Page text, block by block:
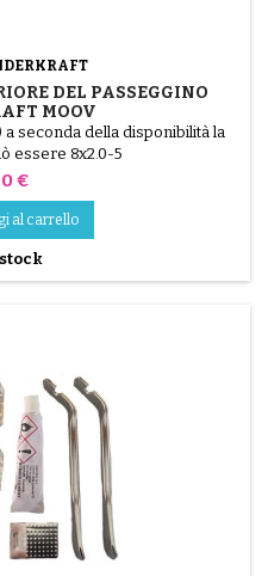
DEL PASSEGGINO
MOOV
a seconda della disponibilità la
essere 8x2.0-5
€
al carrello